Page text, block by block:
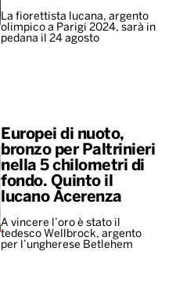
La fiorettista lucana, argento
olimpico a Parigi 2024, sarà in
pedana il 24 agosto
Europei di nuoto,
bronzo per Paltrinieri
nella 5 chilometri di
fondo. Quinto il
lucano Acerenza
A vincere l’oro è stato il
tedesco Wellbrock, argento
per l’ungherese Betlehem